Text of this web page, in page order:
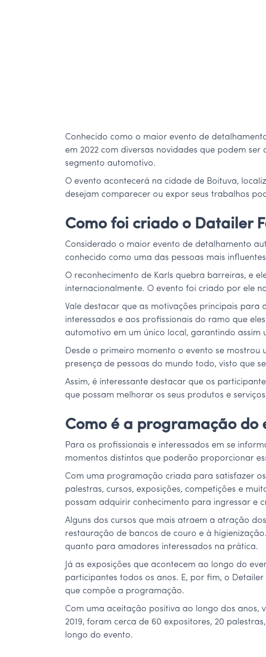
Conhecido como o maior evento de
em 2022 com diversas novidades que podem
segmento automotivo.
O evento acontecerá na cidade de Boituva,
desejam comparecer ou expor seus trabalhos
Como foi criado o Datailer
Considerado o maior evento de detalhamento
conhecido como uma das pessoas mais
O reconhecimento de Karls quebra barreiras, e
internacionalmente. O evento foi criado por ele
Vale destacar que as motivações principais
interessados e aos profissionais do ramo que
automotivo em um único local, garantindo assim
Desde o primeiro momento o evento se mostrou
presença de pessoas do mundo todo, visto que
Assim, é interessante destacar que os
que possam melhorar os seus produtos e
Como é a programação do
Para os profissionais e interessados em se
momentos distintos que poderão proporcionar
Com uma programação criada para satisfazer
palestras, cursos, exposições, competições e
possam adquirir conhecimento para ingressar e
Alguns dos cursos que mais atraem a atração
restauração de bancos de couro e à
quanto para amadores interessados na prática.
Já as exposições que acontecem ao longo do
participantes todos os anos. E, por fim, o
que compõe a programação.
Com uma aceitação positiva ao longo dos anos,
2019, foram cerca de 60 expositores, 20
longo do evento.